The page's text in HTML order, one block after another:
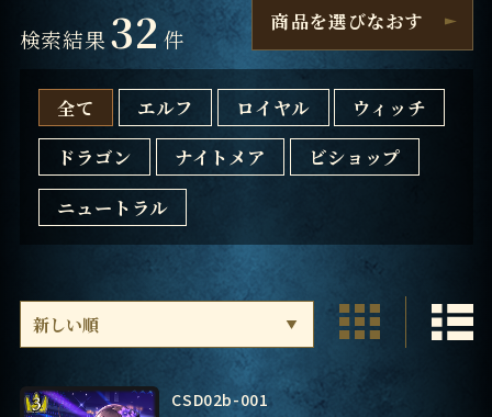
検索結果 32 件
商品を選びなおす
全て エルフ ロイヤル
ウィッチ
ドラゴン
ナイトメア
ビショップ
ニュートラル
CSD02b-001